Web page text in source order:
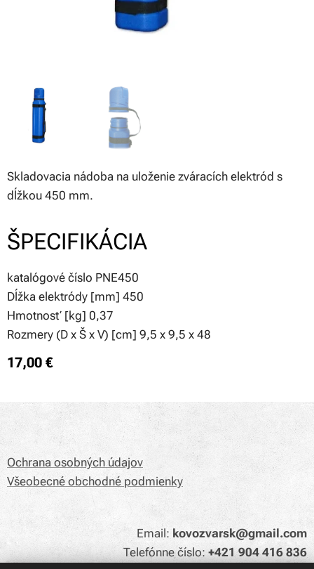
Skladovacia nádoba na uloženie zváracích elektród s
dĺžkou 450 mm.
ŠPECIFIKÁCIA
katalógové číslo PNE450
Dĺžka elektródy [mm] 450
Hmotnosť [kg] 0,37
Rozmery (D x Š x V) [cm] 9,5 x 9,5 x 48
17,00 €
Ochrana osobných údajov
Všeobecné obchodné podmienky
Email: kovozvarsk@gmail.com
Telefónne číslo:+421 904 416 836